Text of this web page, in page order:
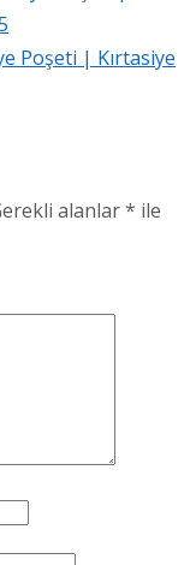
Poşeti | Kırtasiye
alanlar* ile